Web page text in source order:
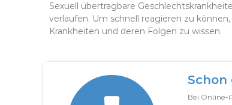
t
Sexuell übertragbare
verlaufen. Um schnell reagieren zu
Krankheiten und deren Folgen zu wissen.
Schon
Bei Online-